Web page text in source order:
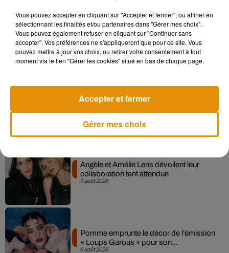
Musique
7 août 2026
Madonna sort enfin le remix de « Love
Sensation » avec Kylie Minogue
7 août 2026
Angèle et Amélie Lens dévoilent leur
collaboration tant attendue
6 août 2026
Pomme emprunte le décor de l’émission
« Loups Garous » pour son...
Vous pouvez accepter en cliquant sur "Accepter et fermer", ou affiner en
sélectionnant les finalités et/ou partenaires dans "Gérer mes choix".
Vous pouvez également refuser en cliquant sur "Continuer sans
accepter". Vos préférences ne s'appliqueront que pour ce site. Vous
pouvez mettre à jour vos choix, ou retirer votre consentement à tout
moment via le lien "Gérer les cookies" situé en bas de chaque page.
Gérer mes choix
Accepter et fermer